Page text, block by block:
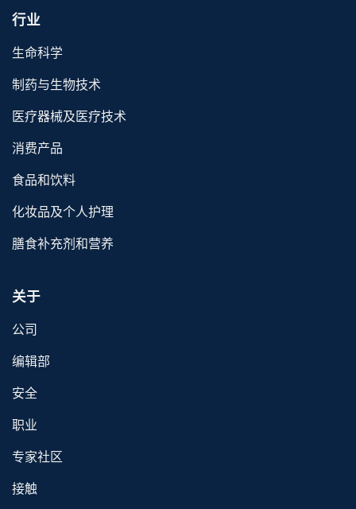
行业
生命科学
制药与生物技术
医疗器械及医疗技术
消费产品
食品和饮料
化妆品及个人护理
膳食补充剂和营养
关于
公司
编辑部
安全
职业
专家社区
接触